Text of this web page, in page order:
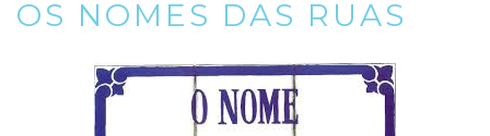
OS NOMES DAS RUAS